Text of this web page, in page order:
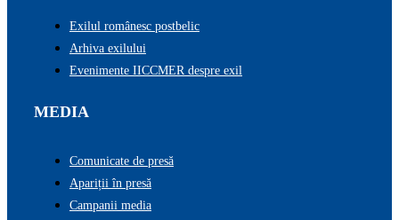
Exilul românesc postbelic
Arhiva exilului
Evenimente IICCMER despre exil
MEDIA
Comunicate de presă
Apariții în presă
Campanii media